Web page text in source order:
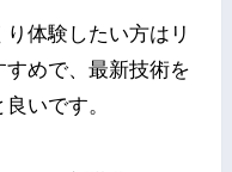
体験したい方はリ
めで、最新技術を
いです。